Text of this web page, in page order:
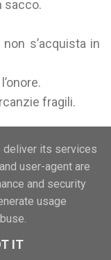
sacco.
s’acquista in
fragili.
deliver its services
user-agent are
and security
usage
IT